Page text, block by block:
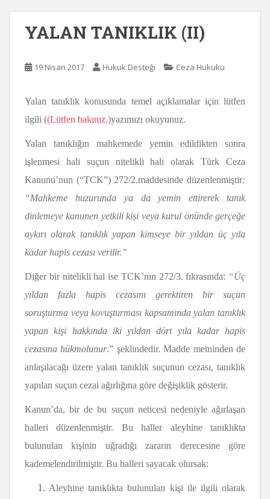
YALAN TANIKLIK (II)
19 Nisan 2017 Hukuk Desteği Ceza Hukuku
Yalan tanıklık konusunda temel açıklamalar için lütfen
ilgili ((Lütfen bakınız.)yazımızı okuyunuz.
Yalan tanıklığın mahkemede yemin edildikten sonra
işlenmesi hali suçun nitelikli hali olarak Türk Ceza
Kanunu’nun (“TCK”) 272/2.maddesinde düzenlenmiştir:
“Mahkeme huzurunda ya da yemin ettirerek tanık
dinlemeye kanunen yetkili kişi veya kurul önünde gerçeğe
aykırı olarak tanıklık yapan kimseye bir yıldan üç yıla
kadar hapis cezası verilir.”
Diğer bir nitelikli hal ise TCK’nın 272/3. fıkrasında: “Üç
yıldan fazla hapis cezasını gerektiren bir suçun
soruşturma veya kovuşturması kapsamında yalan tanıklık
yapan kişi hakkında iki yıldan dört yıla kadar hapis
cezasına hükmolunur.” şeklindedir. Madde metninden de
anlaşılacağı üzere yalan tanıklık suçunun cezası, tanıklık
yapılan suçun cezai ağırlığına göre değişiklik gösterir.
Kanun’da, bir de bu suçun neticesi nedeniyle ağırlaşan
halleri düzenlenmiştir. Bu haller aleyhine tanıklıkta
bulunulan kişinin uğradığı zararın derecesine göre
kademelendirilmiştir. Bu halleri sayacak olursak:
Aleyhine tanıklıkta bulunulan kişi ile ilgili olarak